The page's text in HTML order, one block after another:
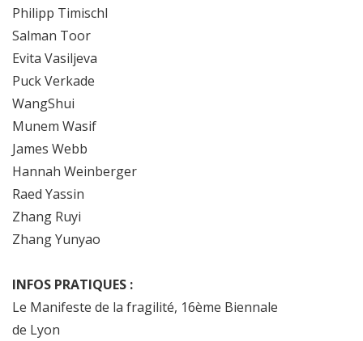
Philipp Timischl
Salman Toor
Evita Vasiljeva
Puck Verkade
WangShui
Munem Wasif
James Webb
Hannah Weinberger
Raed Yassin
Zhang Ruyi
Zhang Yunyao
INFOS PRATIQUES :
Le Manifeste de la fragilité, 16ème Biennale
de Lyon